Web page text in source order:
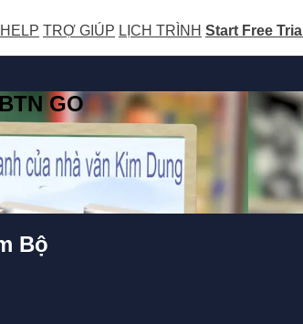
HELP TRỢ GIÚP LỊCH TRÌNH Start Free Trial
GO
Bộ